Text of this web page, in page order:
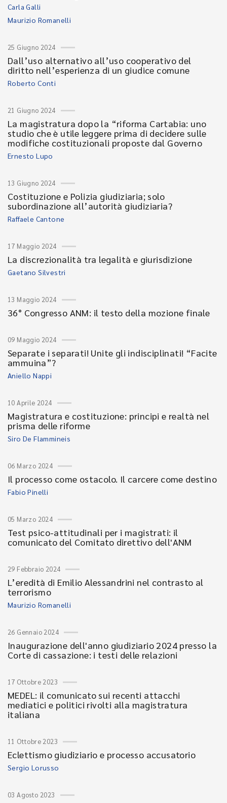
Carla Galli
Maurizio Romanelli
25 Giugno 2024
Dall’uso alternativo all’uso cooperativo del
diritto nell’esperienza di un giudice comune
Roberto Conti
21 Giugno 2024
La magistratura dopo la “riforma Cartabia: uno
studio che è utile leggere prima di decidere sulle
modifiche costituzionali proposte dal Governo
Ernesto Lupo
13 Giugno 2024
Costituzione e Polizia giudiziaria; solo
subordinazione all’autorità giudiziaria?
Raffaele Cantone
17 Maggio 2024
La discrezionalità tra legalità e giurisdizione
Gaetano Silvestri
13 Maggio 2024
36° Congresso ANM: il testo della mozione finale
09 Maggio 2024
Separate i separati! Unite gli indisciplinati! “Facite
ammuina”?
Aniello Nappi
10 Aprile 2024
Magistratura e costituzione: principi e realtà nel
prisma delle riforme
Siro De Flammineis
06 Marzo 2024
Il processo come ostacolo. Il carcere come destino
Fabio Pinelli
05 Marzo 2024
Test psico-attitudinali per i magistrati: il
comunicato del Comitato direttivo dell'ANM
29 Febbraio 2024
L’eredità di Emilio Alessandrini nel contrasto al
terrorismo
Maurizio Romanelli
26 Gennaio 2024
Inaugurazione dell'anno giudiziario 2024 presso la
Corte di cassazione: i testi delle relazioni
17 Ottobre 2023
MEDEL: il comunicato sui recenti attacchi
mediatici e politici rivolti alla magistratura
italiana
11 Ottobre 2023
Eclettismo giudiziario e processo accusatorio
Sergio Lorusso
03 Agosto 2023